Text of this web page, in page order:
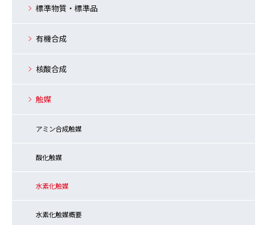
標準物質・標準品
有機合成
核酸合成
触媒
アミン合成触媒
酸化触媒
水素化触媒
水素化触媒概要